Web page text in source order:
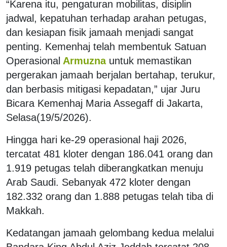
“Karena itu, pengaturan mobilitas, disiplin
jadwal, kepatuhan terhadap arahan petugas,
dan kesiapan fisik jamaah menjadi sangat
penting. Kemenhaj telah membentuk Satuan
Operasional Armuzna untuk memastikan
pergerakan jamaah berjalan bertahap, terukur,
dan berbasis mitigasi kepadatan,” ujar Juru
Bicara Kemenhaj Maria Assegaff di Jakarta,
Selasa(19/5/2026).
Hingga hari ke-29 operasional haji 2026,
tercatat 481 kloter dengan 186.041 orang dan
1.919 petugas telah diberangkatkan menuju
Arab Saudi. Sebanyak 472 kloter dengan
182.332 orang dan 1.888 petugas telah tiba di
Makkah.
Kedatangan jamaah gelombang kedua melalui